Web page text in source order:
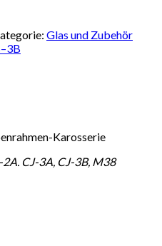
Glas und Zubehör
Karosserie
CJ-3A, CJ-3B, M38